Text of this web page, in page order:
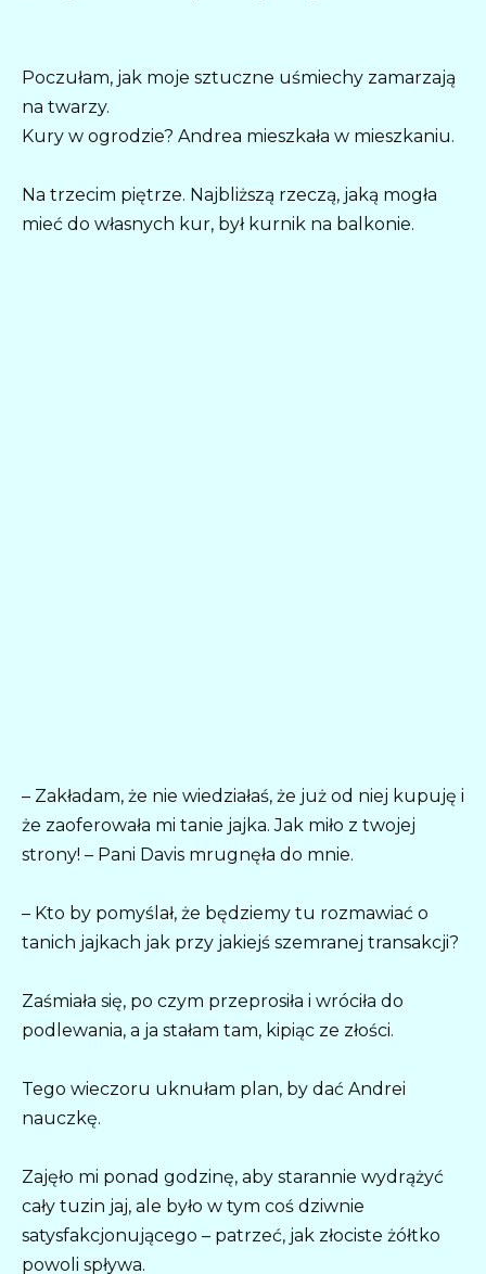
Poczułam, jak moje sztuczne uśmiechy zamarzają
na twarzy.
Kury w ogrodzie? Andrea mieszkała w mieszkaniu.
Na trzecim piętrze. Najbliższą rzeczą, jaką mogła
mieć do własnych kur, był kurnik na balkonie.
– Zakładam, że nie wiedziałaś, że już od niej kupuję i
że zaoferowała mi tanie jajka. Jak miło z twojej
strony! – Pani Davis mrugnęła do mnie.
– Kto by pomyślał, że będziemy tu rozmawiać o
tanich jajkach jak przy jakiejś szemranej transakcji?
Zaśmiała się, po czym przeprosiła i wróciła do
podlewania, a ja stałam tam, kipiąc ze złości.
Tego wieczoru uknułam plan, by dać Andrei
nauczkę.
Zajęło mi ponad godzinę, aby starannie wydrążyć
cały tuzin jaj, ale było w tym coś dziwnie
satysfakcjonującego – patrzeć, jak złociste żółtko
powoli spływa.